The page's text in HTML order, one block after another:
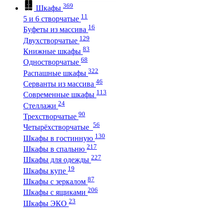
Шкафы 369
5 и 6 створчатые 11
Буфеты из массива 16
Двухстворчатые 129
Книжные шкафы 83
Одностворчатые 68
Распашные шкафы 322
Серванты из массива 46
Современные шкафы 113
Стеллажи 24
Трехстворчатые 90
Четырёхстворчатые 56
Шкафы в гостинную 130
Шкафы в спальню 217
Шкафы для одежды 227
Шкафы купе 19
Шкафы с зеркалом 87
Шкафы с ящиками 206
Шкафы ЭКО 23